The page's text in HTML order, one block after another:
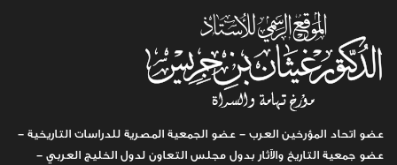
عضو اتحاد المؤرخين العرب - عضو الجمعية المصرية للدراسات التاريخية -
عضو جمعية التاريخ والآثار بدول مجلس التعاون لدول الخليج العربي -